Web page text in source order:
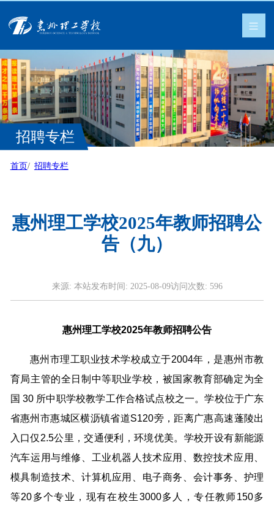
招聘专栏
首页 招聘专栏
惠州理工学校2025年教师招聘公
告（九）
来源: 本站发布时间: 2025-08-09访问次数: 596
惠州理工学校2025年教师招聘公告
惠州市理工职业技术学校成立于2004年，是惠州市教
育局主管的全日制中等职业学校，被国家教育部确定为全
国 30 所中职学校教学工作合格试点校之一。学校位于广东
省惠州市惠城区横沥镇省道S120旁，距离广惠高速蓬陵出
入口仅2.5公里，交通便利，环境优美。学校开设有新能源
汽车运用与维修、工业机器人技术应用、数控技术应用、
模具制造技术、计算机应用、电子商务、会计事务、护理
等20多个专业，现有在校生3000多人，专任教师150多